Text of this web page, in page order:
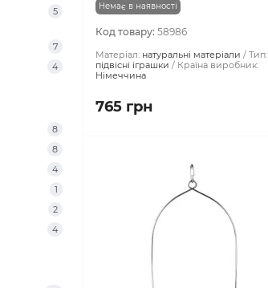
5
7
4
8
8
4
1
2
4
Немає в наявності
Код товару: 58986
Матеріал: натуральні матеріали
Тип:
підвісні іграшки
Країна виробник:
Німеччина
765 грн